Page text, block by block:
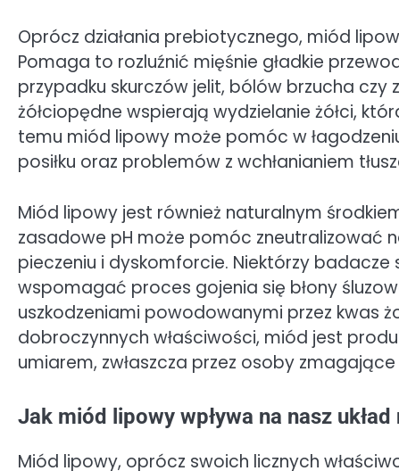
Oprócz działania prebiotycznego, miód
Pomaga to rozluźnić mięśnie gładkie
przypadku skurczów jelit, bólów brzucha czy
żółciopędne wspierają wydzielanie żółci,
temu miód lipowy może pomóc w
posiłku oraz problemów z wchłanianiem
Miód lipowy jest również naturalnym
zasadowe pH może pomóc zneutralizować
pieczeniu i dyskomforcie. Niektórzy
wspomagać proces gojenia się błony
uszkodzeniami powodowanymi przez kwas
dobroczynnych właściwości, miód jest
umiarem, zwłaszcza przez osoby zmagające
Jak miód lipowy wpływa na nasz
Miód lipowy, oprócz swoich licznych